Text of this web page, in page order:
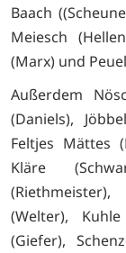
Baach
Meiesch
(Marx) und
Außerdem
(Daniels),
Feltjes Mättes
Kläre
(Welter),
(Giefer),